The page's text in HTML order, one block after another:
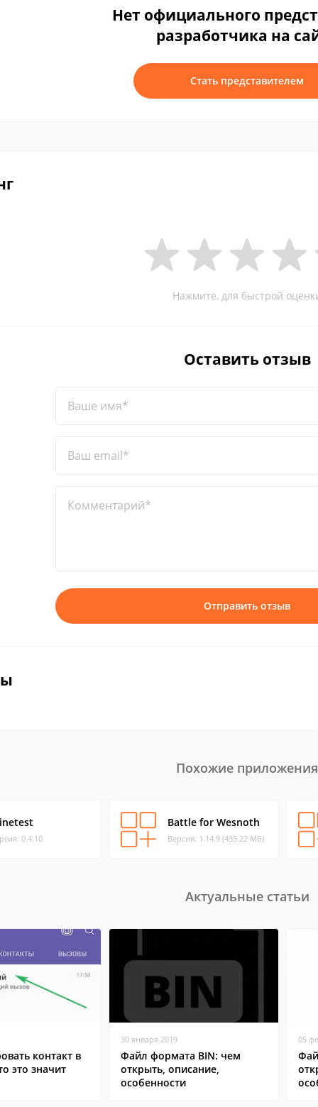
Нет официального
разработчика на
Стать представителем
Нажмите, для быстрой
Оставить отзыв
Ваше имя*
Ваш email*
Комментарий*
Отправить отзыв
Похожие приложения
0.4.10
Battle for Wesnoth
Версия: 1.14.9 (435.22 МБ)
Актуальные статьи
контакт в
это значит
30 января 2019
Файл формата BIN: чем
открыть, описание,
особенности
05